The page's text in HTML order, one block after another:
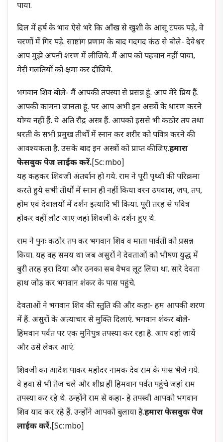
पाया.
दिल में हर्ष के भाव ऐसे भरे कि आँख से खुशी के आंसू टपक पड़े, वे
चरणों में गिर पड़े. साष्टांग प्रणाम के बाद गदगद कंठ से बोले- देवेश्वर
आप मुझे अपनी शरण में लीजिये. मैं आप को पहचान नहीं पाया,
मेरी गलतियों को क्षमा कर दीजिये.
भगवान शिव बोले- मैं आपकी तपस्या से प्रसन्न हूं. आप मेरे प्रिय हैं.
आपकी कामना जानता हूं. पर आप अभी इन अस्त्रों के धारण करने
योग्य नहीं हैं. ये अति रौद्र अस्त्र हैं. आपको इससे भी कठोर तप तथा
धरती के सभी प्रमुख तीर्थों में स्नान कर शरीर को पवित्र करने की
आवश्यकता है. उसके बाद इन अस्त्रों को प्राप्त कीजिए.हमारा
फेसबुक पेज लाईक करें. [sc:mbo]
यह कहकर शिवजी अंतर्धान हो गये. राम ने पूरी पृथ्वी की परिक्रमा
करते हुये सभी तीर्थों में स्नान ही नहीं किया वरन उपवास, जप, तप,
होम एवं देवालयों में दर्शन इत्यादि भी किया. पूरी तरह से पवित्र
होकर वहीं लौट आए जहां शिवजी के दर्शन हुए थे.
राम ने पुनः कठोर तप कर भगवान शिव व माता पार्वती को प्रसन्न
किया. यह वह समय था जब असुरों ने देवताओं को भीषण युद्ध में
बुरी तरह हरा दिया और उनका सब वैभव लूट लिया था. सारे देवता
हाथ जोड़ कर भगवान शंकर के पास पहुंचे.
देवताओं ने भगवान शिव की स्तुति की और कहा- हम आपकी शरण
में हैं. असुरों के अत्याचार से मुक्ति दिलाएं. भगवान शंकर बोले-
हिमवान पर्वत पर एक मुनिपुत्र तपस्या कर रहा है. आप वहां जायें
और उसे लेकर आएं.
शिवजी का आदेश पाकर महोदर नामक देव राम के पास भेजे गये.
वे हवा से भी तेज चले और शीघ्र ही हिमवान पर्वत पहुंचे जहां राम
तपस्या कर रहे थे. उन्होंने राम से कहा- हे तपस्वी आपको भगवान
शिव याद कर रहे हैं. उन्होंने आपको बुलाया है.हमारा फेसबुक पेज
लाईक करें. [sc:mbo]